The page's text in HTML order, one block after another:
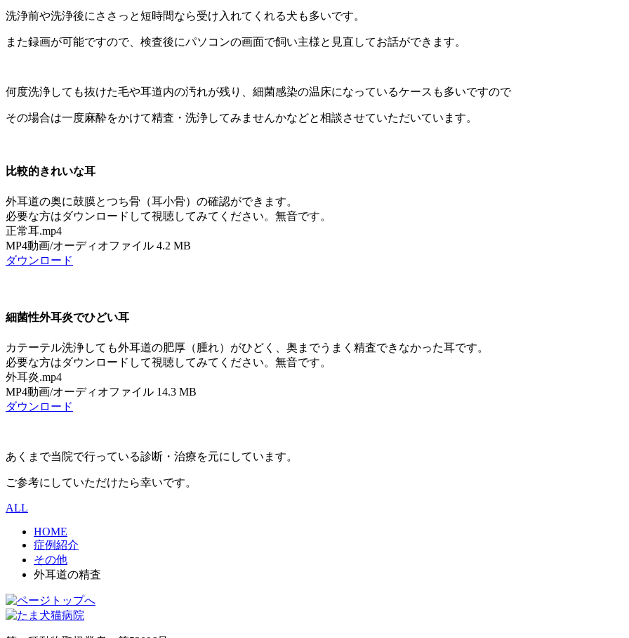
洗浄前や洗浄後にささっと短時間なら受け入れてくれる犬も多いです。
また録画が可能ですので、検査後にパソコンの画面で飼い主様と見直してお話ができます。
何度洗浄しても抜けた毛や耳道内の汚れが残り、細菌感染の温床になっているケースも多いですので
その場合は一度麻酔をかけて精査・洗浄してみませんかなどと相談させていただいています。
比較的きれいな耳
外耳道の奥に鼓膜とつち骨（耳小骨）の確認ができます。
必要な方はダウンロードして視聴してみてください。無音です。
正常耳.mp4
MP4動画/オーディオファイル 4.2 MB
ダウンロード
細菌性外耳炎でひどい耳
カテーテル洗浄しても外耳道の肥厚（腫れ）がひどく、奥までうまく精査できなかった耳です。
必要な方はダウンロードして視聴してみてください。無音です。
外耳炎.mp4
MP4動画/オーディオファイル 14.3 MB
ダウンロード
あくまで当院で行っている診断・治療を元にしています。
ご参考にしていただけたら幸いです。
ALL
HOME
症例紹介
その他
外耳道の精査